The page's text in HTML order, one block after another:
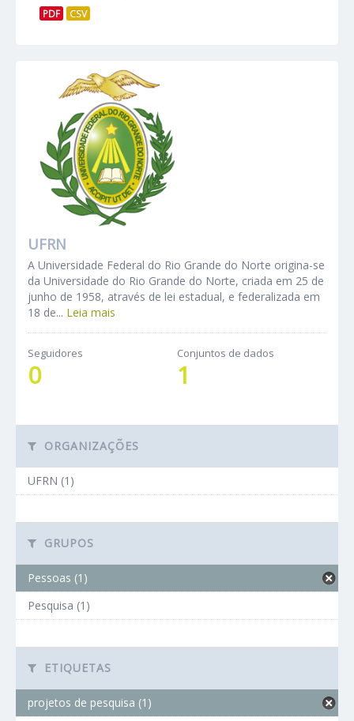
PDF CSV
UFRN
A Universidade Federal do Rio Grande do Norte origina-se
da Universidade do Rio Grande do Norte, criada em 25 de
junho de 1958, através de lei estadual, e federalizada em
18 de... Leia mais
Seguidores
0
Conjuntos de dados
1
ORGANIZAÇÕES
UFRN (1)
GRUPOS
Pessoas (1)
Pesquisa (1)
ETIQUETAS
projetos de pesquisa (1)